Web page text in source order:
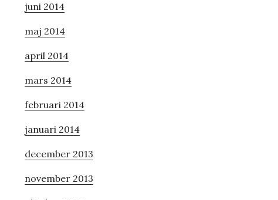
juni 2014
maj 2014
april 2014
mars 2014
februari 2014
januari 2014
december 2013
november 2013